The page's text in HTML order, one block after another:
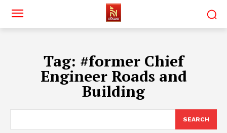
Tag: #former Chief
Engineer Roads and
Building
SEARCH